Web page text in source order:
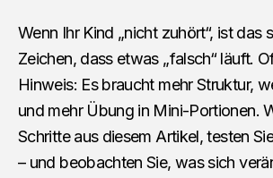
Wenn Ihr Kind „nicht zuhört“, ist das
Zeichen, dass etwas „falsch“ läuft.
Hinweis: Es braucht mehr Struktur,
und mehr Übung in Mini-Portionen.
Schritte aus diesem Artikel, testen
– und beobachten Sie, was sich